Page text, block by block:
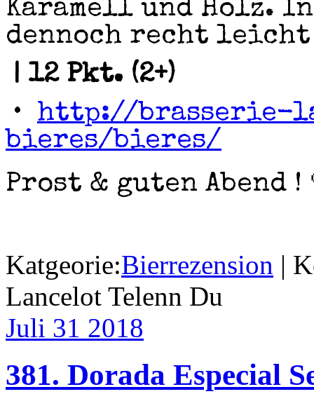
Karamell und Holz.
dennoch recht leicht
| 12 Pkt. (2+)
• http://brasserie-
bieres/bieres/
Prost & guten Abend !
Katgeorie:Bierrezension |
Lancelot Telenn Du
Juli 31 2018
381. Dorada Especial